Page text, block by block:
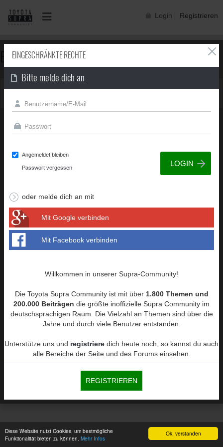
Ok, verstanden
Diese Website nutzt Cookies, um bestmögliche
Funktionalität bieten zu können. Mehr Infos
Login Registrieren
EINGESCHRÄNKTE RECHTE
Du besitzt nicht die erforderliche Berechtigung, um diese
EINGESCHRÄNKTE RECHTE
Bitte melde dich an
Angemeldet bleiben
Passwort vergessen
oder melde dich an mit
Mit Google verbinden
Mit Facebook verbinden
Willkommen in unserer Supra-Community!
Die Toyota Supra Community ist mit über 1.800 Themen und
200.000 Beiträgen die größte inoffizielle Supra Community im
deutschsprachigen Raum. Die Vielzahl an Themen sind über die
Jahre und durch viele Benutzer entstanden.
Unterstütze uns und registriere dich heute noch, so kannst du auch
alle Bereiche der Seite und des Forums einsehen.
REGISTRIEREN